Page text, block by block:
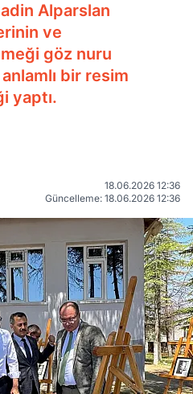
Alparslan
ve
göz nuru
bir resim
yaptı.
18.06.2026 12:36
Güncelleme: 18.06.2026 12:36